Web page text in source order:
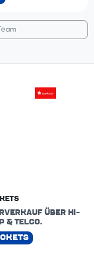
ÜBER HI-
& TELCO.